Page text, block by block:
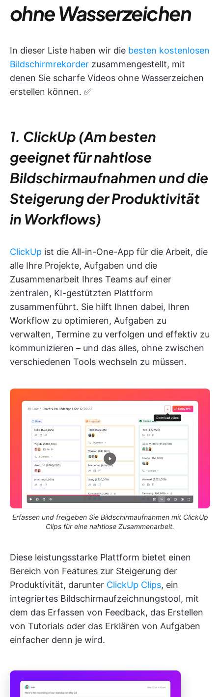
ohne Wasserzeichen
In dieser Liste haben wir die besten kostenlosen
Bildschirmrekorder zusammengestellt, mit
denen Sie scharfe Videos ohne Wasserzeichen
erstellen können. ✅
1. ClickUp (Am besten
geeignet für nahtlose
Bildschirmaufnahmen und die
Steigerung der Produktivität
in Workflows)
ClickUp ist die All-in-One-App für die Arbeit, die
alle Ihre Projekte, Aufgaben und die
Zusammenarbeit Ihres Teams auf einer
zentralen, KI-gestützten Plattform
zusammenführt. Sie hilft Ihnen dabei, Ihren
Workflow zu optimieren, Aufgaben zu
verwalten, Termine zu verfolgen und effektiv zu
kommunizieren – und das alles, ohne zwischen
verschiedenen Tools wechseln zu müssen.
Erfassen und freigeben Sie Bildschirmaufnahmen mit ClickUp
Clips für eine nahtlose Zusammenarbeit.
Diese leistungsstarke Plattform bietet einen
Bereich von Features zur Steigerung der
Produktivität, darunter ClickUp Clips, ein
integriertes Bildschirmaufzeichnungstool, mit
dem das Erfassen von Feedback, das Erstellen
von Tutorials oder das Erklären von Aufgaben
einfacher denn je wird.